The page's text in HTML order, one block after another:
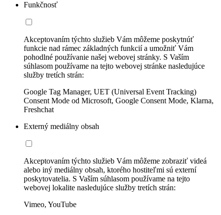
Funkčnosť
Akceptovaním týchto služieb Vám môžeme poskytnúť
funkcie nad rámec základných funkcií a umožniť Vám
pohodlné používanie našej webovej stránky. S Vaším
súhlasom používame na tejto webovej stránke nasledujúce
služby tretích strán:
Google Tag Manager, UET (Universal Event Tracking)
Consent Mode od Microsoft, Google Consent Mode, Klarna,
Freshchat
Externý mediálny obsah
Akceptovaním týchto služieb Vám môžeme zobraziť videá
alebo iný mediálny obsah, ktorého hostiteľmi sú externí
poskytovatelia. S Vaším súhlasom používame na tejto
webovej lokalite nasledujúce služby tretích strán:
Vimeo, YouTube